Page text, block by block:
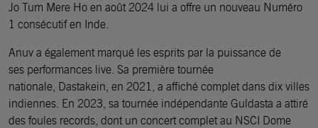
Jo Tum Mere Ho en août 2024 lui a offre un nouveau Numéro
1 consécutif en Inde.
Anuv a également marqué les esprits par la puissance de
ses performances live. Sa première tournée
nationale, Dastakein, en 2021, a affiché complet dans dix villes
indiennes. En 2023, sa tournée indépendante Guldasta a attiré
des foules records, dont un concert complet au NSCI Dome